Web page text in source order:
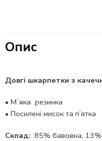
Опис
Довгі шкарпетки з
• Мʼяка резинка
• Посилені мисок та п’ятка
Склад: 85% бавовна, 13%